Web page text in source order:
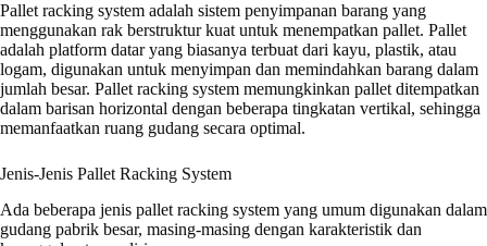
Pallet racking system adalah sistem penyimpanan barang yang
menggunakan rak berstruktur kuat untuk menempatkan pallet. Pallet
adalah platform datar yang biasanya terbuat dari kayu, plastik, atau
logam, digunakan untuk menyimpan dan memindahkan barang dalam
jumlah besar. Pallet racking system memungkinkan pallet ditempatkan
dalam barisan horizontal dengan beberapa tingkatan vertikal, sehingga
memanfaatkan ruang gudang secara optimal.
Jenis-Jenis Pallet Racking System
Ada beberapa jenis pallet racking system yang umum digunakan dalam
gudang pabrik besar, masing-masing dengan karakteristik dan